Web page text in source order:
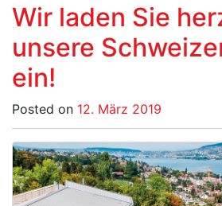
Wir laden Sie
unsere
ein!
Posted on 12. März 2019